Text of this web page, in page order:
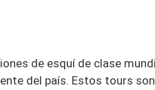
de esquí de clase
del país. Estos tours